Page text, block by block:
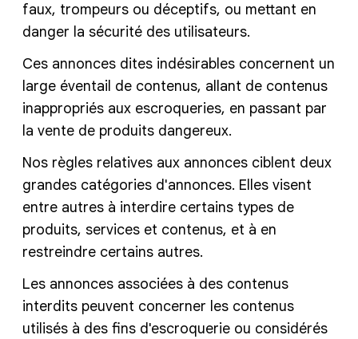
faux, trompeurs ou déceptifs, ou mettant en
danger la sécurité des utilisateurs.
Ces annonces dites indésirables concernent un
large éventail de contenus, allant de contenus
inappropriés aux escroqueries, en passant par
la vente de produits dangereux.
Nos règles relatives aux annonces ciblent deux
grandes catégories d'annonces. Elles visent
entre autres à interdire certains types de
produits, services et contenus, et à en
restreindre certains autres.
Les annonces associées à des contenus
interdits peuvent concerner les contenus
utilisés à des fins d'escroquerie ou considérés